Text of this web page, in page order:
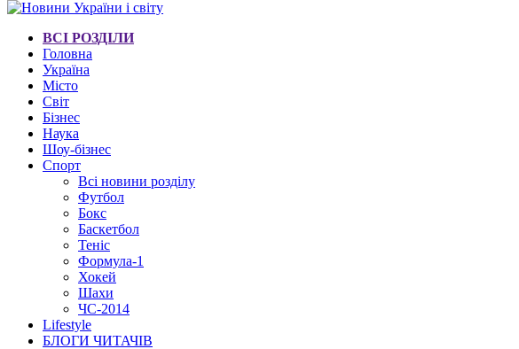
ВСІ РОЗДІЛИ
Головна
Україна
Місто
Світ
Бізнес
Наука
Шоу-бізнес
Спорт
Всі новини розділу
Футбол
Бокс
Баскетбол
Теніс
Формула-1
Хокей
Шахи
ЧС-2014
Lifestyle
БЛОГИ ЧИТАЧІВ